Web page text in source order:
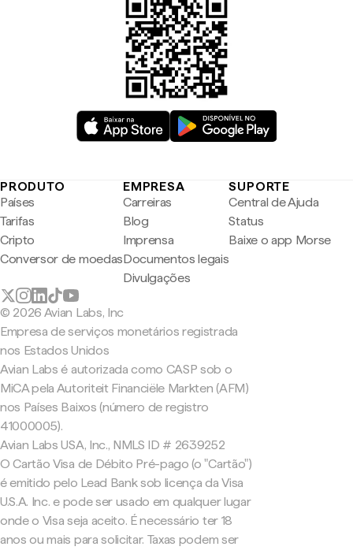
PRODUTO
Países
Tarifas
Cripto
Conversor de moedas
EMPRESA
Carreiras
Blog
Imprensa
Documentos legais
Divulgações
SUPORTE
Central de Ajuda
Status
Baixe o app Morse
© 2026 Avian Labs, Inc
Empresa de serviços monetários registrada
nos Estados Unidos
Avian Labs é autorizada como CASP sob o
MiCA pela Autoriteit Financiële Markten (AFM)
nos Países Baixos (número de registro
41000005).
Avian Labs USA, Inc., NMLS ID # 2639252
O Cartão Visa de Débito Pré-pago (o "Cartão")
é emitido pelo Lead Bank sob licença da Visa
U.S.A. Inc. e pode ser usado em qualquer lugar
onde o Visa seja aceito. É necessário ter 18
anos ou mais para solicitar. Taxas podem ser